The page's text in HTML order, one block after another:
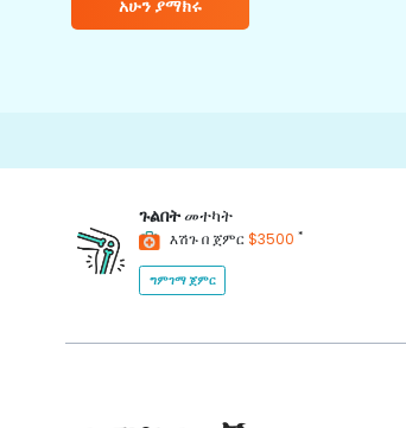
አሁን ያማክሩ
ጉልበትመተካት
እሽጉ በ ጀምር$3500 *
ግምገማ ጀምር